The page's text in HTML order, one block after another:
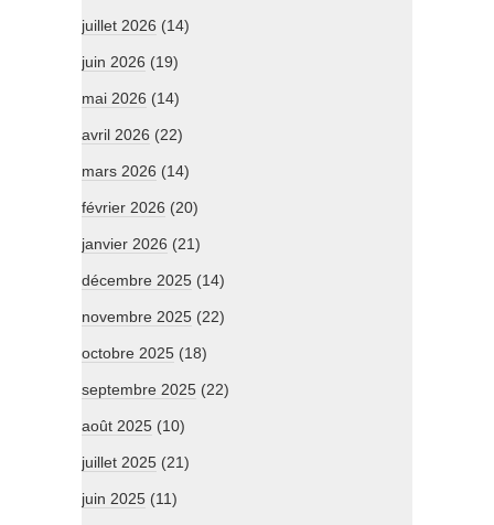
juillet 2026 (14)
juin 2026 (19)
mai 2026 (14)
avril 2026 (22)
mars 2026 (14)
février 2026 (20)
janvier 2026 (21)
décembre 2025 (14)
novembre 2025 (22)
octobre 2025 (18)
septembre 2025 (22)
août 2025 (10)
juillet 2025 (21)
juin 2025 (11)